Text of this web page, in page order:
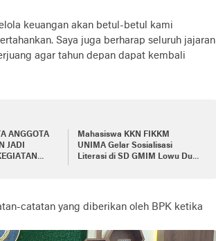
keuangan akan betul-betul kami
Saya juga berharap seluruh jajaran
agar tahun depan dapat kembali
ANGGOTA
JADI
Mahasiswa KKN FIKKM
UNIMA Gelar Sosialisasi
Literasi di SD GMIM Lowu Dua
catatan yang diberikan oleh BPK ketika